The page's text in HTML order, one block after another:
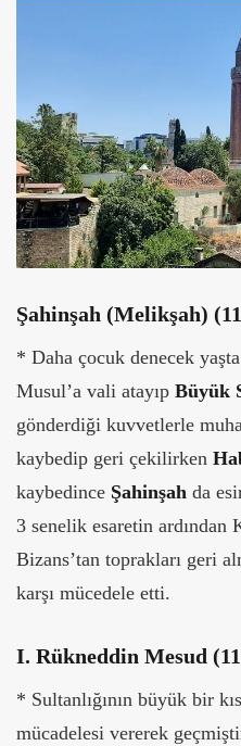
Şahinşah (Melikşah)
* Daha çocuk denecek
Musul’a vali atayıp Büyük
gönderdiği kuvvetlerle
kaybedip geri çekilirken
kaybedince Şahinşah da
3 senelik esaretin ardından
Bizans’tan toprakları geri
karşı mücedele etti.
I. Rükneddin Mesud
* Sultanlığının büyük bir
mücadelesi vererek